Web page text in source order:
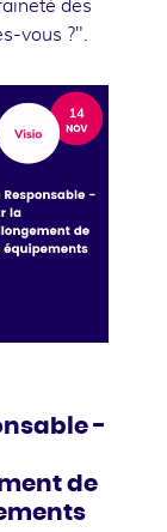
des
vous ?".
-
de